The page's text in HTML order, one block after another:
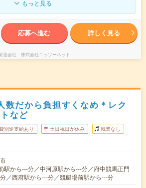
もっと見る
応募へ進む 詳しく見る
遣会社 株式会社ニッソーネット
数だから負担すくなめ＊レク
など
別途支給あり 土日祝日が休み 残業なし
)駅から---分／中河原駅から---分／府中競馬正門
／西府駅から---分／競艇場前駅から---分